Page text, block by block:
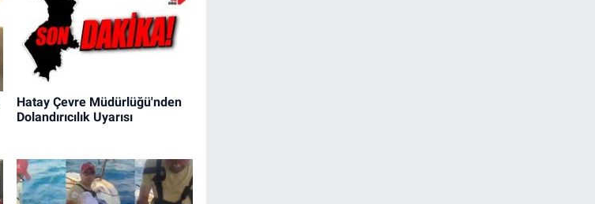
Hatay Çevre Müdürlüğü'nden
Dolandırıcılık Uyarısı